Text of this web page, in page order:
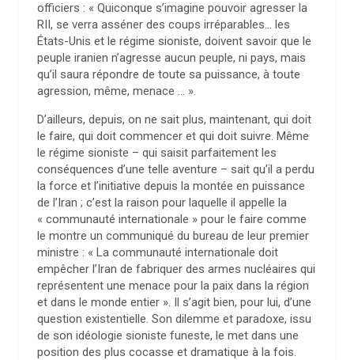
officiers : « Quiconque s’imagine pouvoir agresser la
RII, se verra asséner des coups irréparables… les
États-Unis et le régime sioniste, doivent savoir que le
peuple iranien n’agresse aucun peuple, ni pays, mais
qu’il saura répondre de toute sa puissance, à toute
agression, même, menace … ».
D’ailleurs, depuis, on ne sait plus, maintenant, qui doit
le faire, qui doit commencer et qui doit suivre. Même
le régime sioniste – qui saisit parfaitement les
conséquences d’une telle aventure – sait qu’il a perdu
la force et l’initiative depuis la montée en puissance
de l’Iran ; c’est la raison pour laquelle il appelle la
« communauté internationale » pour le faire comme
le montre un communiqué du bureau de leur premier
ministre : « La communauté internationale doit
empêcher l’Iran de fabriquer des armes nucléaires qui
représentent une menace pour la paix dans la région
et dans le monde entier ». Il s’agit bien, pour lui, d’une
question existentielle. Son dilemme et paradoxe, issu
de son idéologie sioniste funeste, le met dans une
position des plus cocasse et dramatique à la fois.